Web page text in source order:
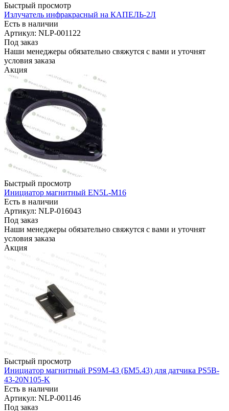
Быстрый просмотр
Излучатель инфракрасный на КАПЕЛЬ-2Л
Есть в наличии
Артикул: NLP-001122
Под заказ
Наши менеджеры обязательно свяжутся с вами и уточнят
условия заказа
Акция
Быстрый просмотр
Инициатор магнитный EN5L-M16
Есть в наличии
Артикул: NLP-016043
Под заказ
Наши менеджеры обязательно свяжутся с вами и уточнят
условия заказа
Акция
Быстрый просмотр
Инициатор магнитный PS9M-43 (БМ5.43) для датчика PS5B-
43-20N105-K
Есть в наличии
Артикул: NLP-001146
Под заказ